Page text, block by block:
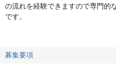
の流れを経験できますので専門的
です。
募集要項